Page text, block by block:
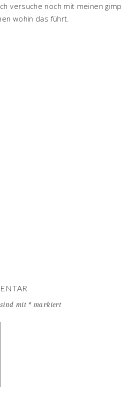
versuche noch mit meinen gimp
wohin das führt.
mit *markiert